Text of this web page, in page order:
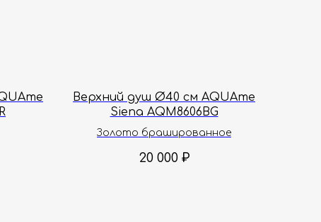
Верхний душ Ø40 см AQUAme
Siena AQM8606BG
Золото брашированное
20 000 ₽